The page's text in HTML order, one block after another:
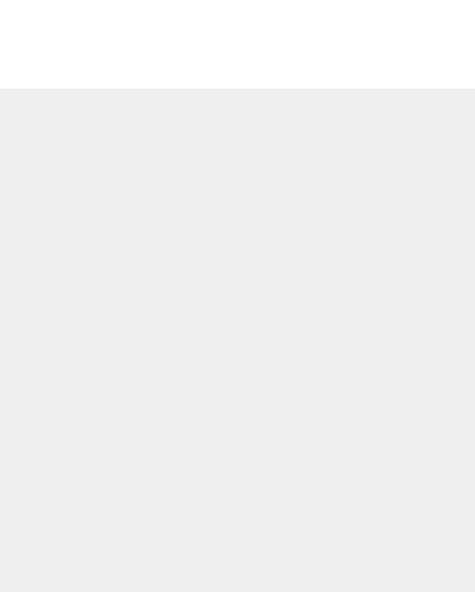
author/redaccion/